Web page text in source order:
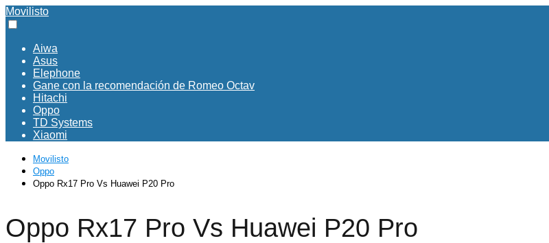
Movilisto
Aiwa
Asus
Elephone
Gane con la recomendación de Romeo Octav
Hitachi
Oppo
TD Systems
Xiaomi
Movilisto
Oppo
Oppo Rx17 Pro Vs Huawei P20 Pro
Oppo Rx17 Pro Vs Huawei P20 Pro